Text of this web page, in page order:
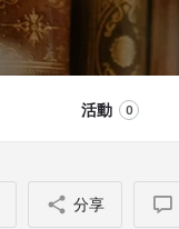
活動 0
分享